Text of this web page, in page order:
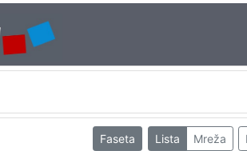
Faseta Lista Mreža